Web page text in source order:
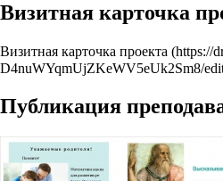
Визитная карточка
Визитная карточка проекта
Публикация